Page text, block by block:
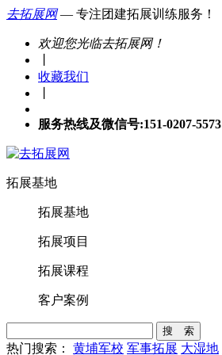
去拓展网— 专注团建拓展训练服务！
欢迎您光临去拓展网！
收藏我们
服务热线及微信号:151-0207-5573
拓展基地
拓展基地
拓展项目
拓展课程
客户案例
搜 索
热门搜索： 黄埔军校 军事拓展 大湿地